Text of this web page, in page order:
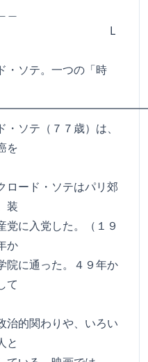
L
・ソテ。一つの「時
ソテ（７７歳）は、
を
ード・ソテはパリ郊
装
に入党した。（１９
か
院に通った。４９年か
て
的関わりや、いろい
と